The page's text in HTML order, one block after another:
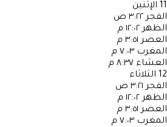
11 الإثنين
الفجر ٣:٢٢ ص
الظهر ١٢:٠٢ م
العصر ٣:٥١ م
المغرب ٧:٠٣ م
العشاء ٨:٣٧ م
12 الثلاثاء
الفجر ٣:٢١ ص
الظهر ١٢:٠٢ م
العصر ٣:٥١ م
المغرب ٧:٠٣ م